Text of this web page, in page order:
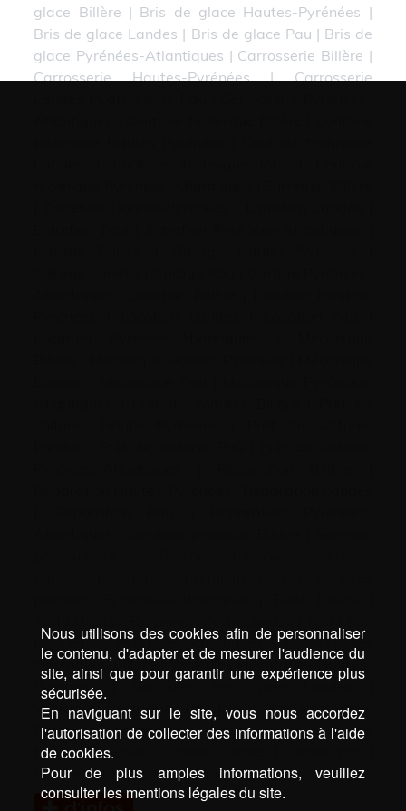
glace Billère | Bris de glace Hautes-Pyrénées |
Bris de glace Landes | Bris de glace Pau | Bris de
glace Pyrénées-Atlantiques | Carrosserie Billère |
Carrosserie Hautes-Pyrénées|Carrosserie
|Tesla Pyrénées-Atlantiques|Vehicules
électriques Billère|Vehicules électriques Hautes-
Pyrénées | Vehicules électriques Landes
Vehicules électriques Pau|Vehicules électriques
Pyrénées-Atlantiques| Voiture Billère|Voiture
Hautes-Pyrénées
Voiture Pyrénées-Atlantiques
Nous utilisons des cookies afin de personnaliser
le contenu, d'adapter et de mesurer l'audience du
site, ainsi que pour garantir une expérience plus
sécurisée.
En naviguant sur le site, vous nous accordez
l'autorisation de collecter des informations à l'aide
de cookies.
Pour de plus amples informations, veuillez
consulter les mentions légales du site.